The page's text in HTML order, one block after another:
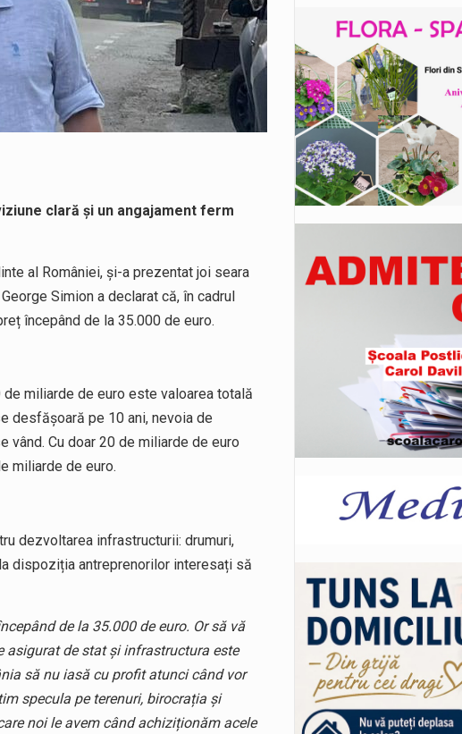
clară și un angajament ferm
al României, și-a prezentat joi seara
Simion a declarat că, în cadrul
începând de la 35.000 de euro.
miliarde de euro este valoarea totală
desfășoară pe 10 ani, nevoia de
vând. Cu doar 20 de miliarde de euro
miliarde de euro.
dezvoltarea infrastructurii: drumuri,
dispoziția antreprenorilor interesați să
de la 35.000 de euro. Or să vă
asigurat de stat și infrastructura este
să nu iasă cu profit atunci când vor
specula pe terenuri, birocrația și
noi le avem când achiziționăm acele